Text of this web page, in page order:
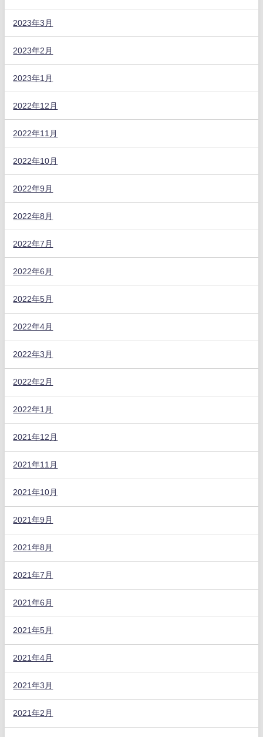
2023年3月
2023年2月
2023年1月
2022年12月
2022年11月
2022年10月
2022年9月
2022年8月
2022年7月
2022年6月
2022年5月
2022年4月
2022年3月
2022年2月
2022年1月
2021年12月
2021年11月
2021年10月
2021年9月
2021年8月
2021年7月
2021年6月
2021年5月
2021年4月
2021年3月
2021年2月